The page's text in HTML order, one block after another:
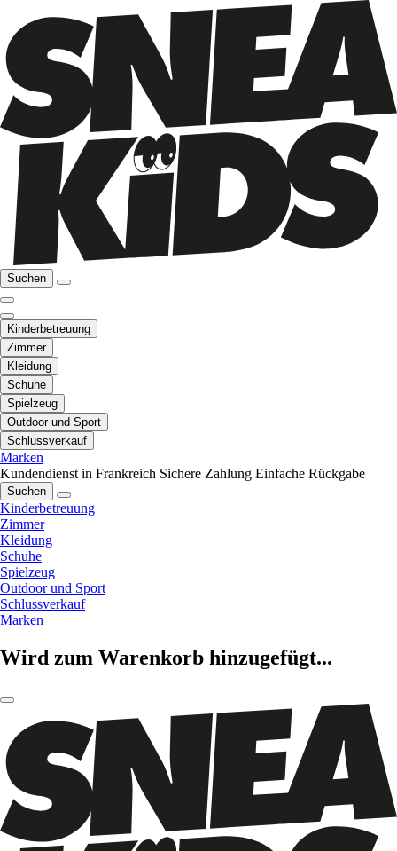
Suchen
Kinderbetreuung
Zimmer
Kleidung
Schuhe
Spielzeug
Outdoor und Sport
Schlussverkauf
Marken
Kundendienst in Frankreich Sichere Zahlung Einfache Rückgabe
Suchen
Kinderbetreuung
Zimmer
Kleidung
Schuhe
Spielzeug
Outdoor und Sport
Schlussverkauf
Marken
Wird zum Warenkorb hinzugefügt...